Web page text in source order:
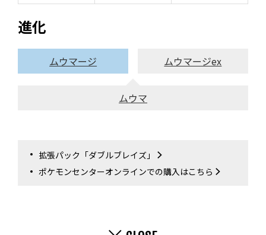
進化
ムウマージ ムウマージex
ムウマ
拡張パック「ダブルブレイズ」
ポケモンセンターオンラインでの購入はこちら